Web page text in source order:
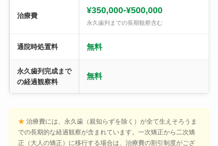
治療費
¥350,000-¥500,000
永久歯列までの長期観察含む
通院時処置料 無料
永久歯列完成まで
の経過観察料
無料
★治療費には、永久歯（親知らずを除く）が全て生えそろうま
での長期的な経過観察が含まれています。一次矯正から二次矯
正（大人の矯正）に移行する場合は、治療費の割引制度がござ